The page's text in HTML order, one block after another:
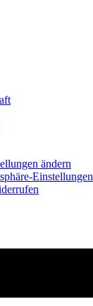
ändern
Einstellungen